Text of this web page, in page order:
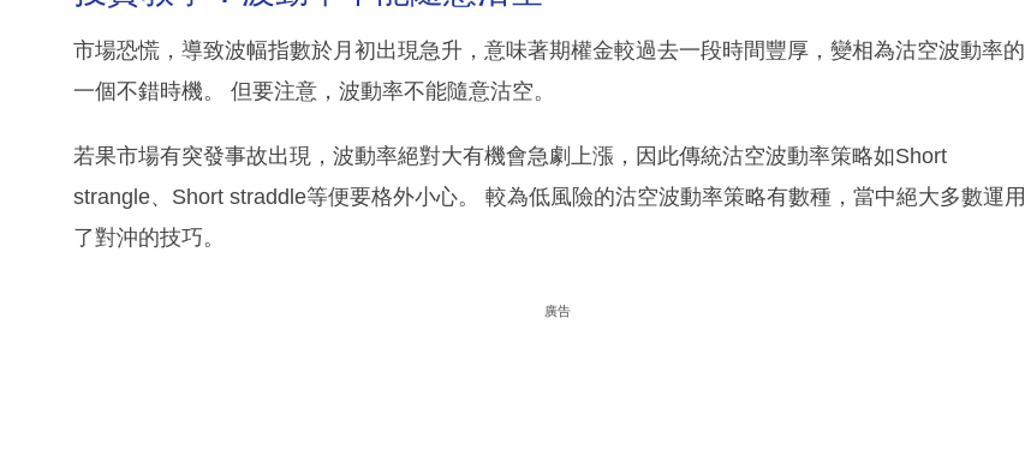
市場恐慌，導致波幅指數於月初出現急升，意味著期權金較過去一段時間豐厚，變相為沽空波動率的
一個不錯時機。 但要注意，波動率不能隨意沽空。
若果市場有突發事故出現，波動率絕對大有機會急劇上漲，因此傳統沽空波動率策略如Short
strangle、Short straddle等便要格外小心。 較為低風險的沽空波動率策略有數種，當中絕大多數運用
了對沖的技巧。
廣告